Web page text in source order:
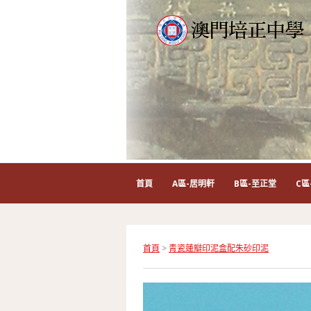
首頁 A區-居明軒 B區-至正堂 C
首頁 >青瓷蓮瓣印泥盒配朱砂印泥